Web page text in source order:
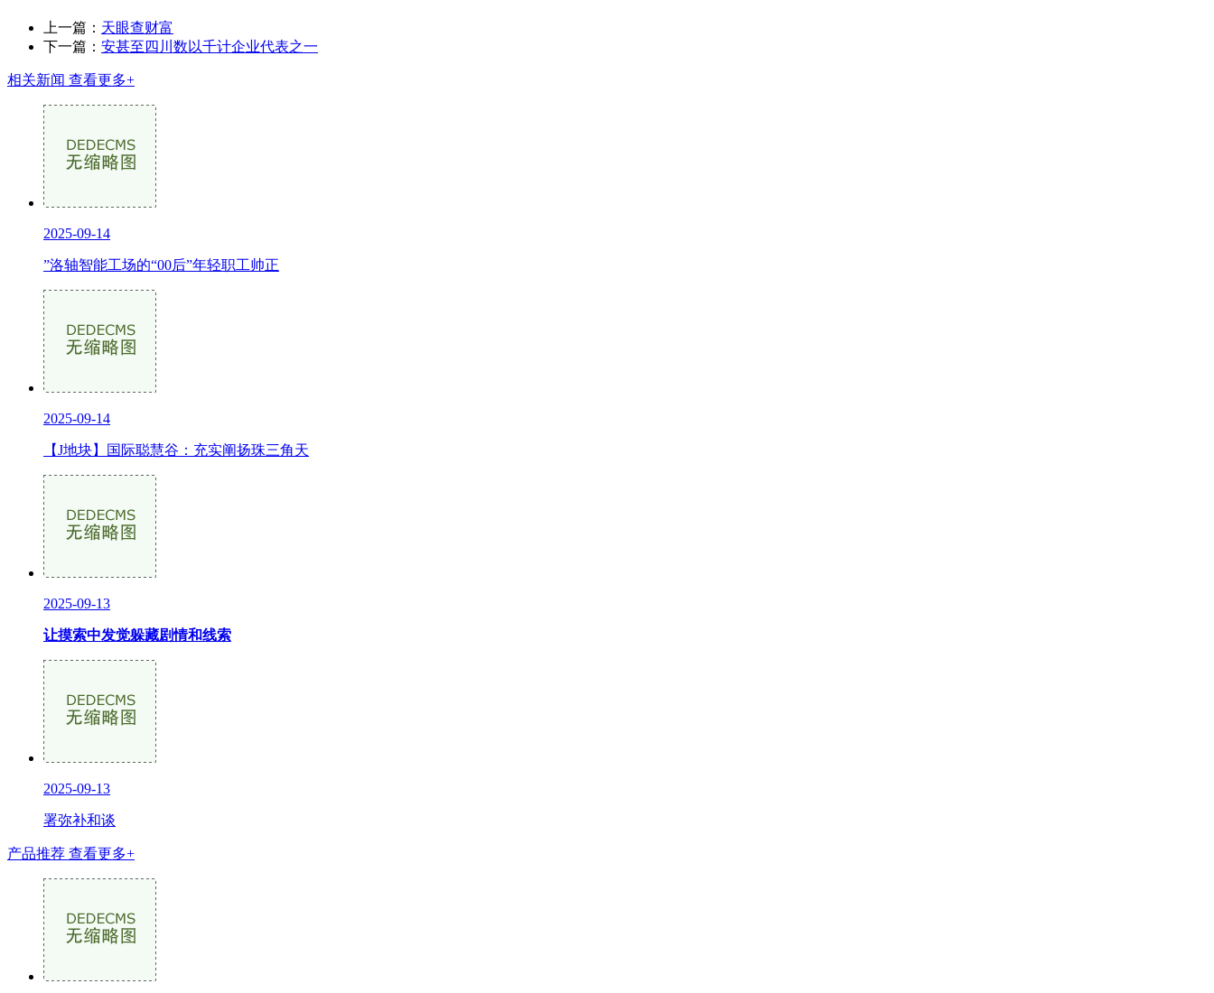
上一篇： 天眼查财富
下一篇： 安甚至四川数以千计企业代表之一
相关新闻 查看更多+
2025-09-14
”洛轴智能工场的“00后”年轻职工帅正
2025-09-14
【J地块】国际聪慧谷：充实阐扬珠三角天
2025-09-13
让摸索中发觉躲藏剧情和线索
2025-09-13
署弥补和谈
产品推荐 查看更多+